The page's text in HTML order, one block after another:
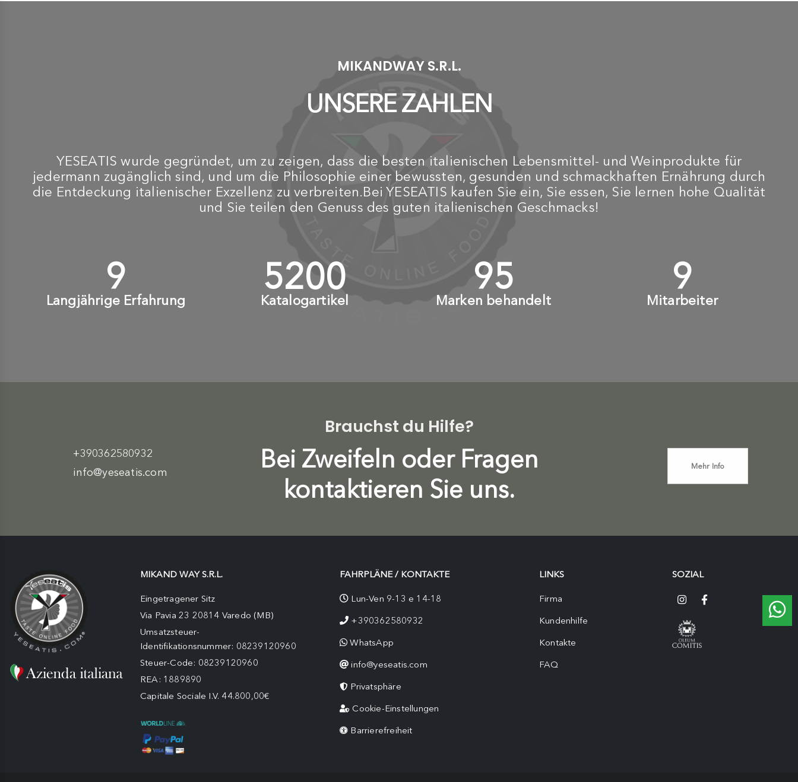
MIKANDWAY S.R.L.
UNSERE ZAHLEN
YESEATIS wurde gegründet, um zu zeigen, dass die besten italienischen Lebensmittel- und Weinprodukte für
jedermann zugänglich sind, und um die Philosophie einer bewussten, gesunden und schmackhaften Ernährung durch
die Entdeckung italienischer Exzellenz zu verbreiten.Bei YESEATIS kaufen Sie ein, Sie essen, Sie lernen hohe Qualität
und Sie teilen den Genuss des guten italienischen Geschmacks!
10+
Langjährige Erfahrung
6000+
Katalogartikel
110+
Marken behandelt
10+
Mitarbeiter
+390362580932
info@yeseatis.com
Brauchst du Hilfe?
Bei Zweifeln oder Fragen
kontaktieren Sie uns.
Mehr Info
MIKAND WAY S.R.L.
Eingetragener Sitz
Via Pavia 23 20814 Varedo (MB)
Umsatzsteuer-
Identifikationsnummer: 08239120960
Steuer-Code: 08239120960
REA: 1889890
Capitale Sociale I.V. 44.800,00€
FAHRPLÄNE / KONTAKTE
Lun-Ven 9-13 e 14-18
+390362580932
WhatsApp
info@yeseatis.com
Privatsphäre
Cookie-Einstellungen
Barrierefreiheit
LINKS
Firma
Kundenhilfe
Kontakte
FAQ
SOZIAL